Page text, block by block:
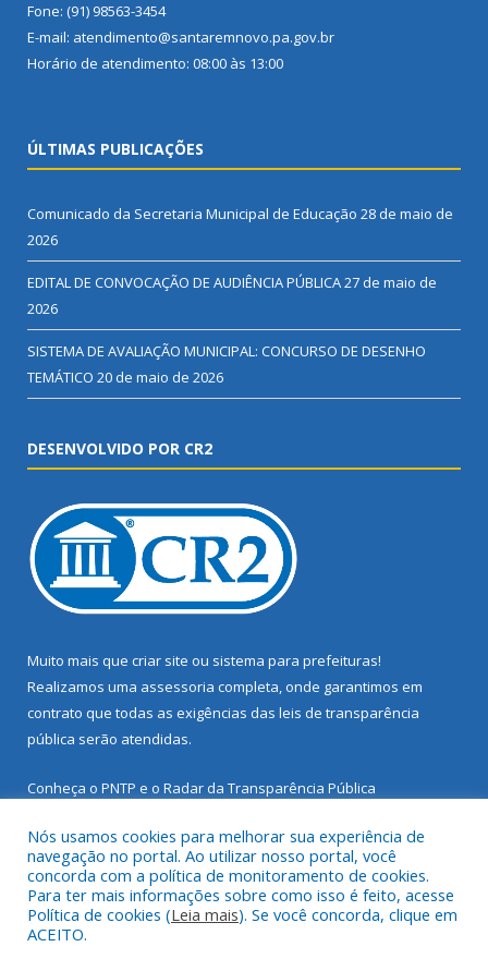
Fone: (91) 98563-3454
E-mail: atendimento@santaremnovo.pa.gov.br
Horário de atendimento: 08:00 às 13:00
ÚLTIMAS PUBLICAÇÕES
Comunicado da Secretaria Municipal de Educação 28 de maio de
2026
EDITAL DE CONVOCAÇÃO DE AUDIÊNCIA PÚBLICA27 de maio de
2026
SISTEMA DE AVALIAÇÃO MUNICIPAL: CONCURSO DE DESENHO
TEMÁTICO 20 de maio de 2026
DESENVOLVIDO POR CR2
Muito mais que criar site ou sistema para prefeituras!
Realizamos uma assessoria completa, onde garantimos em
contrato que todas as exigências das leis de transparência
pública serão atendidas.
Conheça o PNTP e o Radar da Transparência Pública
Todos os direitos reservados a Prefeitura Municipal de Santarém
Novo.
Nós usamos cookies para melhorar sua experiência de
navegação no portal. Ao utilizar nosso portal, você
concorda com a política de monitoramento de cookies.
Para ter mais informações sobre como isso é feito, acesse
Política de cookies (Leia mais). Se você concorda, clique em
ACEITO.